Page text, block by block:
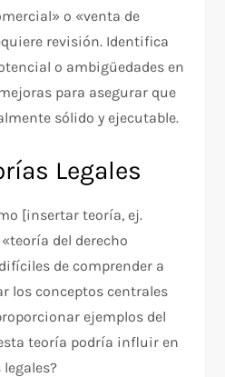
o «venta de
revisión. Identifica
o ambigüedades en
para asegurar que
sólido y ejecutable.
Legales
[insertar teoría, ej.
del derecho
de comprender a
los conceptos centrales
ejemplos del
teoría podría influir en